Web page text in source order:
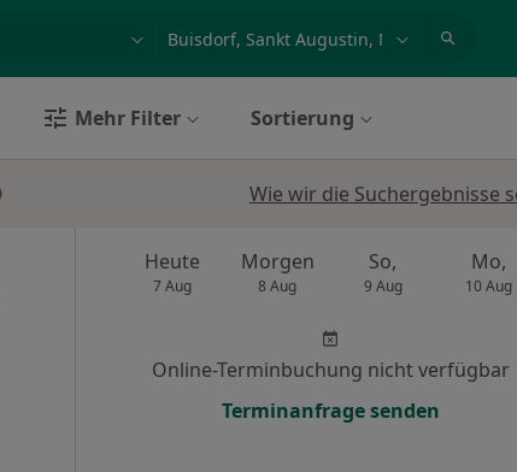
Mehr Filter Sortierung
Wie wir die Suchergebnisse
Heute
7 Aug
Morgen
8 Aug
So,
9 Aug
Mo,
10 Aug
Online-Terminbuchung nicht verfügbar
Terminanfrage senden